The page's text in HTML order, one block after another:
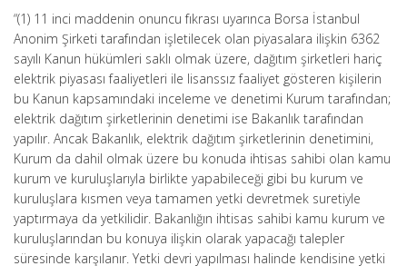
“(1) 11 inci maddenin onuncu fıkrası uyarınca Borsa İstanbul
Anonim Şirketi tarafından işletilecek olan piyasalara ilişkin 6362
sayılı Kanun hükümleri saklı olmak üzere, dağıtım şirketleri hariç
elektrik piyasası faaliyetleri ile lisanssız faaliyet gösteren kişilerin
bu Kanun kapsamındaki inceleme ve denetimi Kurum tarafından;
elektrik dağıtım şirketlerinin denetimi ise Bakanlık tarafından
yapılır. Ancak Bakanlık, elektrik dağıtım şirketlerinin denetimini,
Kurum da dahil olmak üzere bu konuda ihtisas sahibi olan kamu
kurum ve kuruluşlarıyla birlikte yapabileceği gibi bu kurum ve
kuruluşlara kısmen veya tamamen yetki devretmek suretiyle
yaptırmaya da yetkilidir. Bakanlığın ihtisas sahibi kamu kurum ve
kuruluşlarından bu konuya ilişkin olarak yapacağı talepler
süresinde karşılanır. Yetki devri yapılması halinde kendisine yetki